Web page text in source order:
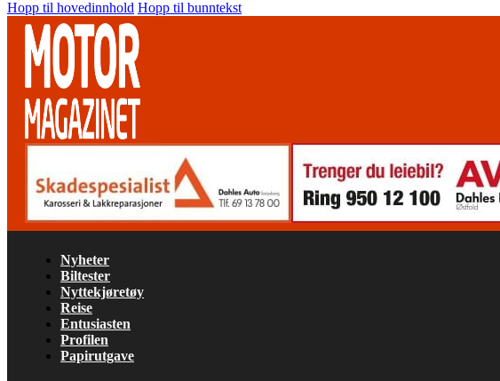
Hopp til hovedinnhold Hopp til bunntekst
Nyheter
Biltester
Nyttekjøretøy
Reise
Entusiasten
Profilen
Papirutgave